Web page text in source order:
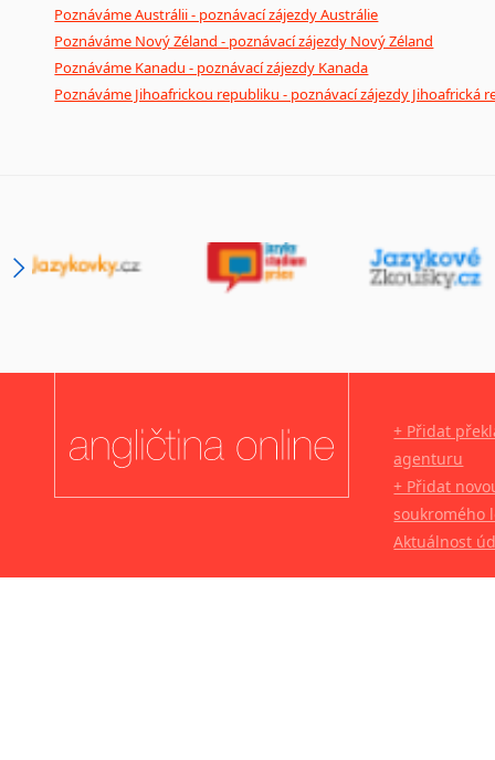
Poznáváme Austrálii - poznávací zájezdy Austrálie
Poznáváme Nový Zéland - poznávací zájezdy Nový Zéland
Poznáváme Kanadu - poznávací zájezdy Kanada
Poznáváme Jihoafrickou republiku - poznávací zájezdy Jihoafrická
+ Přidat
agenturu
+ Přidat
soukromého
Aktuálnost